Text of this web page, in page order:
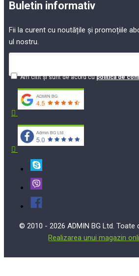
Buletin informativ
Fii la curent cu noutățile și promoțiile
ul nostru.
Am citit şi sunt de acord cupolitica de
© 2010 - 2026 ADMIN BG Ltd. Toate
Realizarea unui magazin